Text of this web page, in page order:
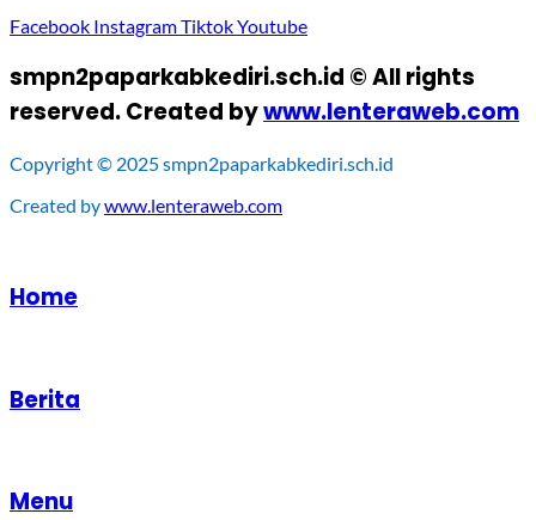
Facebook InstagramTiktokYoutube
smpn2paparkabkediri.sch.id © All rights
reserved. Created bywww.lenteraweb.com
Copyright © 2025 smpn2paparkabkediri.sch.id
Created bywww.lenteraweb.com
Home
Berita
Menu